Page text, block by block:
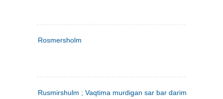
Rosmersholm
Rusmirshulm ; Vaqtima murdigan sar bar darim